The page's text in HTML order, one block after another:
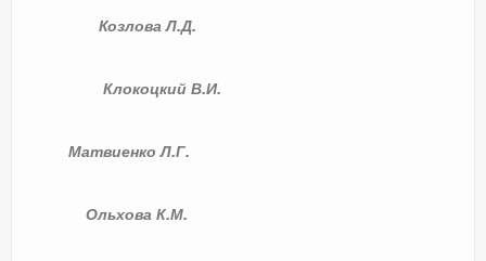
Козлова Л.Д.
Клокоцкий В.И.
Матвиенко Л.Г.
Ольхова К.М.